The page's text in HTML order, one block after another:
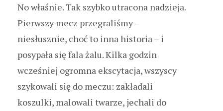
No właśnie. Tak szybko utracona nadzieja.
Pierwszy mecz przegraliśmy –
niesłusznie, choć to inna historia – i
posypała się fala żalu. Kilka godzin
wcześniej ogromna ekscytacja, wszyscy
szykowali się do meczu: zakładali
koszulki, malowali twarze, jechali do